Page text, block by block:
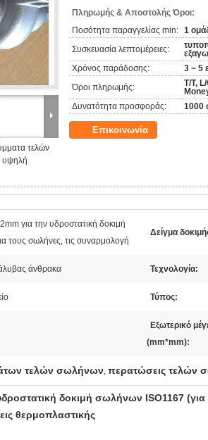
τελών
υψηλή
Πληρωμής & Αποστολής Όροι:
Ποσότητα παραγγελίας min: 1
Συσκευασία λεπτομέρειες:
Χρόνος παράδοσης:
3 ~ 5
Όροι πληρωμής:
T/T,
Δυνατότητα προσφοράς:
1000
Επικοινωνία
για την υδροστατική δοκιμή
τους σωλήνες, τις συναρμολογή
Δείγμα
άνθρακα Τεχνολογία:
Τύπος:
Εξωτερικό
(mm*mm):
τελών σωλήνων, περατώσεις τελών
δοκιμή σωλήνων ISO1167 (για
θερμοπλαστικής